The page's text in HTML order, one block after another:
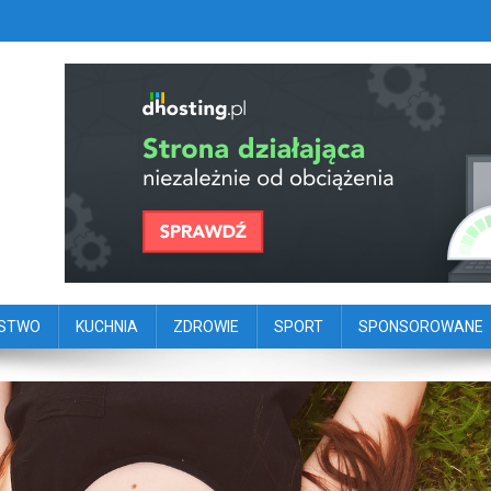
portal dziennikarstwa
KUCHNIA ZDROWIE SPORT SPONSOROWANE